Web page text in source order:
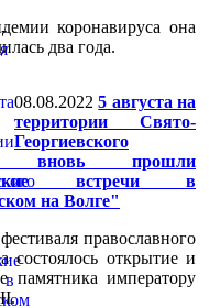
коронавируса она
два года.
08.08.2022 5 августа на
территории Свято-
Георгиевского
вновь прошли
встречи в
на Волге"
православного
состоялось открытие и
памятника императору